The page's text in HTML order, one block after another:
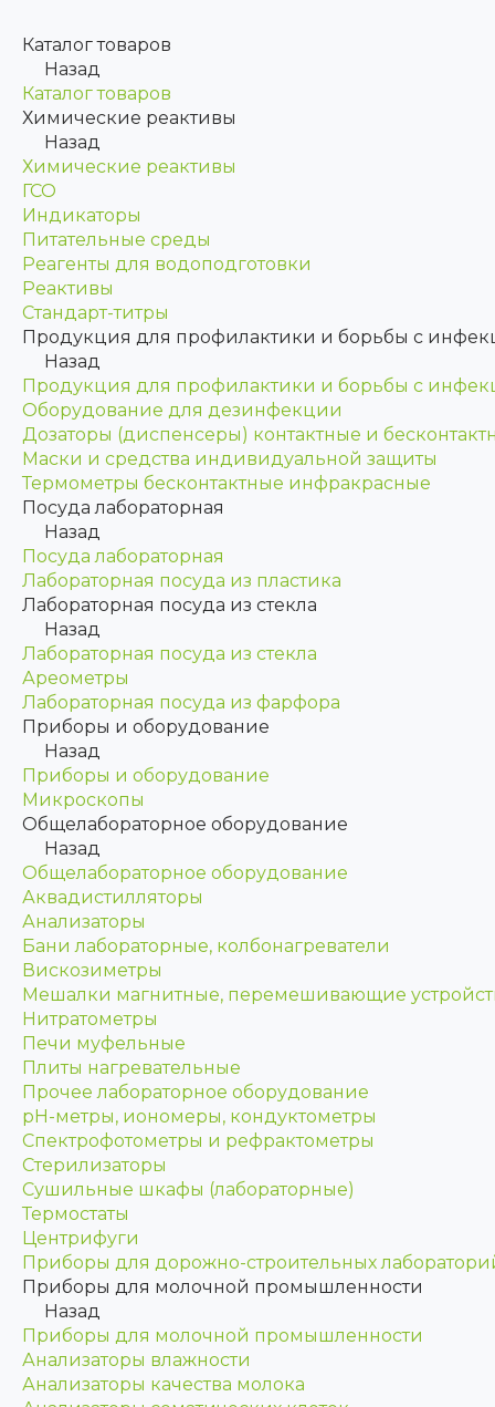
Каталог товаров
Назад
Каталог товаров
Химические реактивы
Назад
Химические реактивы
ГСО
Индикаторы
Питательные среды
Реагенты для водоподготовки
Реактивы
Стандарт-титры
Продукция для профилактики и борьбы с
Назад
Продукция для профилактики и борьбы с
Оборудование для дезинфекции
Дозаторы (диспенсеры) контактные и
Маски и средства индивидуальной защиты
Термометры бесконтактные инфракрасные
Посуда лабораторная
Назад
Посуда лабораторная
Лабораторная посуда из пластика
Лабораторная посуда из стекла
Назад
Лабораторная посуда из стекла
Ареометры
Лабораторная посуда из фарфора
Приборы и оборудование
Назад
Приборы и оборудование
Микроскопы
Общелабораторное оборудование
Назад
Общелабораторное оборудование
Аквадистилляторы
Анализаторы
Бани лабораторные, колбонагреватели
Вискозиметры
Мешалки магнитные, перемешивающие
Нитратометры
Печи муфельные
Плиты нагревательные
Прочее лабораторное оборудование
рН-метры, иономеры, кондуктометры
Спектрофотометры и рефрактометры
Стерилизаторы
Сушильные шкафы (лабораторные)
Термостаты
Центрифуги
Приборы для дорожно-строительных
Приборы для молочной промышленности
Назад
Приборы для молочной промышленности
Анализаторы влажности
Анализаторы качества молока